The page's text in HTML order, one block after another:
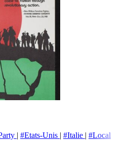
| #Etats-Unis | #Italie | #Local